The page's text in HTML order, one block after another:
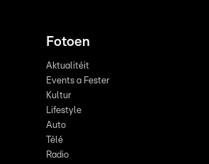
Fotoen
Aktualitéit
Events a Fester
Kultur
Lifestyle
Auto
Télé
Radio